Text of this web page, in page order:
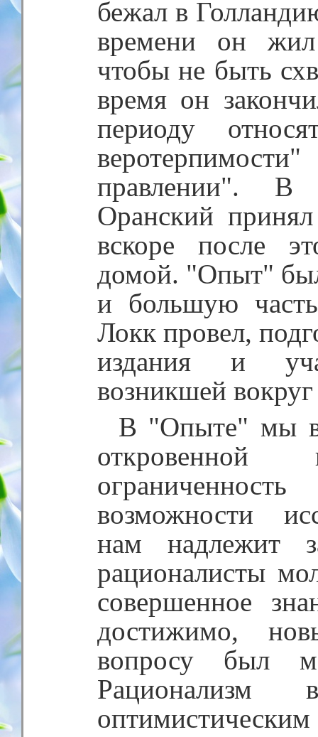
бежал в
времени он
чтобы не быть
время он
периоду
правлении".
Оранский
вскоре после
домой. "Опыт"
и большую
Локк провел,
издания и
возникшей вокруг
В "Опыте" мы
откровенной
возможности
нам надлежит
рационалисты
совершенное
достижимо,
вопросу был
Рационализм